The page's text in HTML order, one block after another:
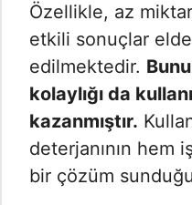
Özellikle, az
etkili sonuçlar
edilmektedir.
kolaylığı da
kazanmıştır.
deterjanının hem
bir çözüm